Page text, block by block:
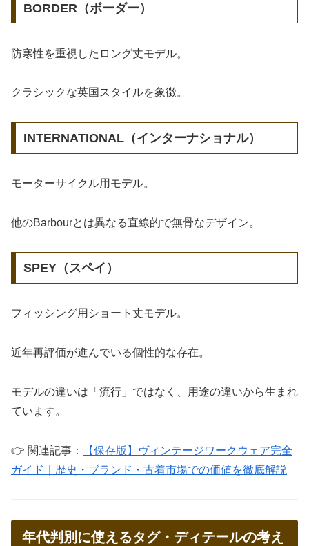
BORDER（ボーダー）
防寒性を重視したロング丈モデル。
クラシックな英国スタイルを象徴。
INTERNATIONAL（インターナショナル）
モーターサイクル用モデル。
他のBarbourとは異なる直線的で無骨なデザイン。
SPEY（スペイ）
フィッシング用ショート丈モデル。
近年再評価が進んでいる個性的な存在。
モデルの違いは「流行」ではなく、用途の違いから生まれ
ています。
👉 関連記事：
【保存版】ヴィンテージワークウェア完全
ガイド｜歴史・ブランド・古着市場での価値を徹底解説
年代判別に使えるタグ・ディテールの考え